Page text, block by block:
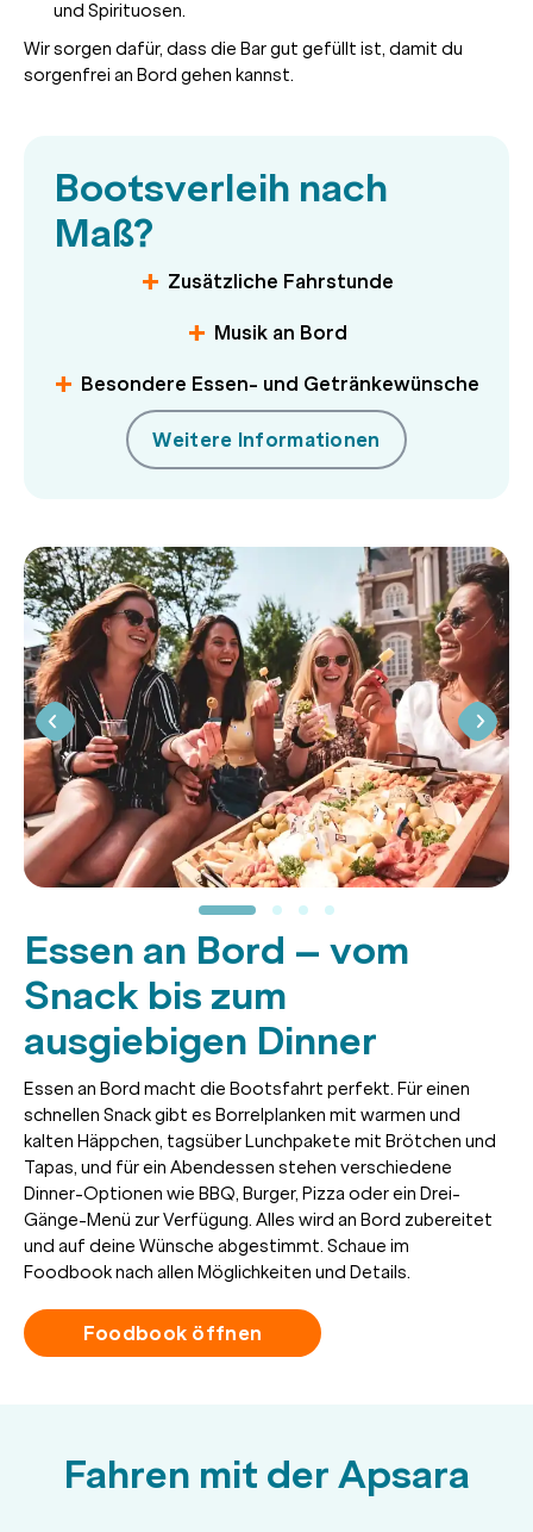
und Spirituosen.
Wir sorgen dafür, dass die Bar gut gefüllt ist, damit du
sorgenfrei an Bord gehen kannst.
Bootsverleih nach
Maß?
Zusätzliche Fahrstunde
Musik an Bord
Besondere Essen- und Getränkewünsche
Weitere Informationen
Essen an Bord – vom
Snack bis zum
ausgiebigen Dinner
Essen an Bord macht die Bootsfahrt perfekt. Für einen
schnellen Snack gibt es Borrelplanken mit warmen und
kalten Häppchen, tagsüber Lunchpakete mit Brötchen und
Tapas, und für ein Abendessen stehen verschiedene
Dinner-Optionen wie BBQ, Burger, Pizza oder ein Drei-
Gänge-Menü zur Verfügung. Alles wird an Bord zubereitet
und auf deine Wünsche abgestimmt. Schaue im
Foodbook nach allen Möglichkeiten und Details.
Foodbook öffnen
Fahren mit der Apsara